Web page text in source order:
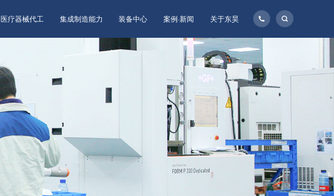
135-
8957
医疗器械代工 集成制造能力 装备中心 案例·新闻 关于东昊